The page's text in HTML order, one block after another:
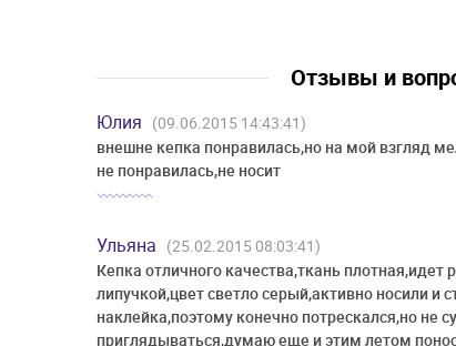
Отзывы и
Юлия (09.06.2015 14:43:41)
внешне кепка понравилась,но на мой взгляд
не понравилась,не носит
Ульяна (25.02.2015 08:03:41)
Кепка отличного качества,ткань плотная,идет
липучкой,цвет светло серый,активно носили и
наклейка,поэтому конечно потрескался,но не
приглядываться,думаю еще и этим летом